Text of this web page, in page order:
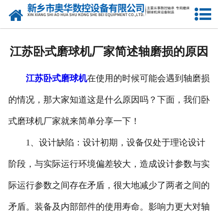
网站首页
公司风采
人才招聘
联系我们
江苏卧式磨球机厂家简述轴磨损的原因
江苏卧式磨球机在使用的时候可能会遇到轴磨损
的情况，那大家知道这是什么原因吗？下面，我们卧
式磨球机厂家就来简单分享一下！
1、设计缺陷：设计初期，设备仅处于理论设计
阶段，与实际运行环境偏差较大，造成设计参数与实
际运行参数之间存在矛盾，很大地减少了两者之间的
矛盾。装备及内部部件的使用寿命。影响力更大对轴